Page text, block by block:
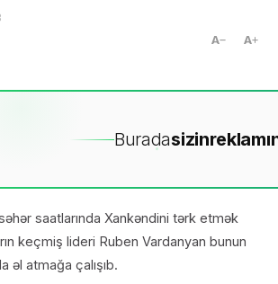
A A
Buradasizin
saatlarında Xankəndini tərk etmək
keçmiş lideri Ruben Vardanyan bunun
əl atmağa çalışıb.